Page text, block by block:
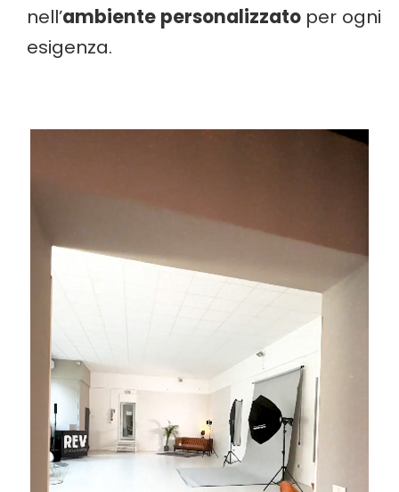
nell’ambiente personalizzatoper ogni
esigenza.